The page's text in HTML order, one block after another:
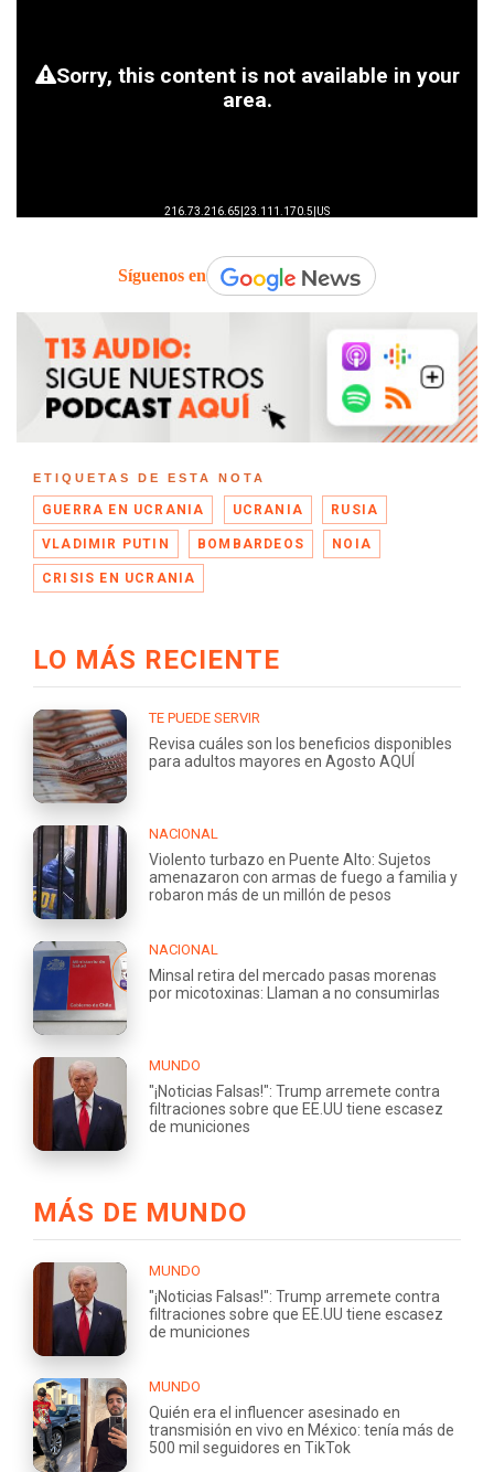
Síguenos en
ETIQUETAS DE ESTA NOTA
GUERRA EN UCRANIA UCRANIA RUSIA
VLADIMIR PUTIN BOMBARDEOS NOIA
CRISIS EN UCRANIA
LO MÁS RECIENTE
TE PUEDE SERVIR
Revisa cuáles son los beneficios disponibles
para adultos mayores en Agosto AQUÍ
NACIONAL
Violento turbazo en Puente Alto: Sujetos
amenazaron con armas de fuego a familia y
robaron más de un millón de pesos
NACIONAL
Minsal retira del mercado pasas morenas
por micotoxinas: Llaman a no consumirlas
MUNDO
"¡Noticias Falsas!": Trump arremete contra
filtraciones sobre que EE.UU tiene escasez
de municiones
MÁS DE MUNDO
MUNDO
"¡Noticias Falsas!": Trump arremete contra
filtraciones sobre que EE.UU tiene escasez
de municiones
MUNDO
Quién era el influencer asesinado en
transmisión en vivo en México: tenía más de
500 mil seguidores en TikTok